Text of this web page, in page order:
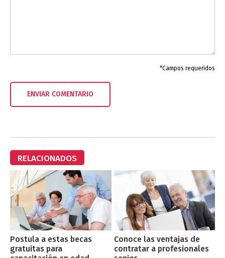
*Campos requeridos
RELACIONADOS
Postula a estas becas
gratuitas para
Conoce las ventajas de
contratar a profesionales